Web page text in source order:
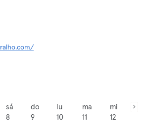
sá
8
do
9
lu
10
ma
11
mi
12